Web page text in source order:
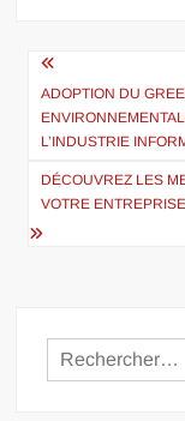
Navigation
de
l’article
ADOPTION DU
L’INDUSTRIE
DÉCOUVREZ LES
VOTRE ENTREPRISE